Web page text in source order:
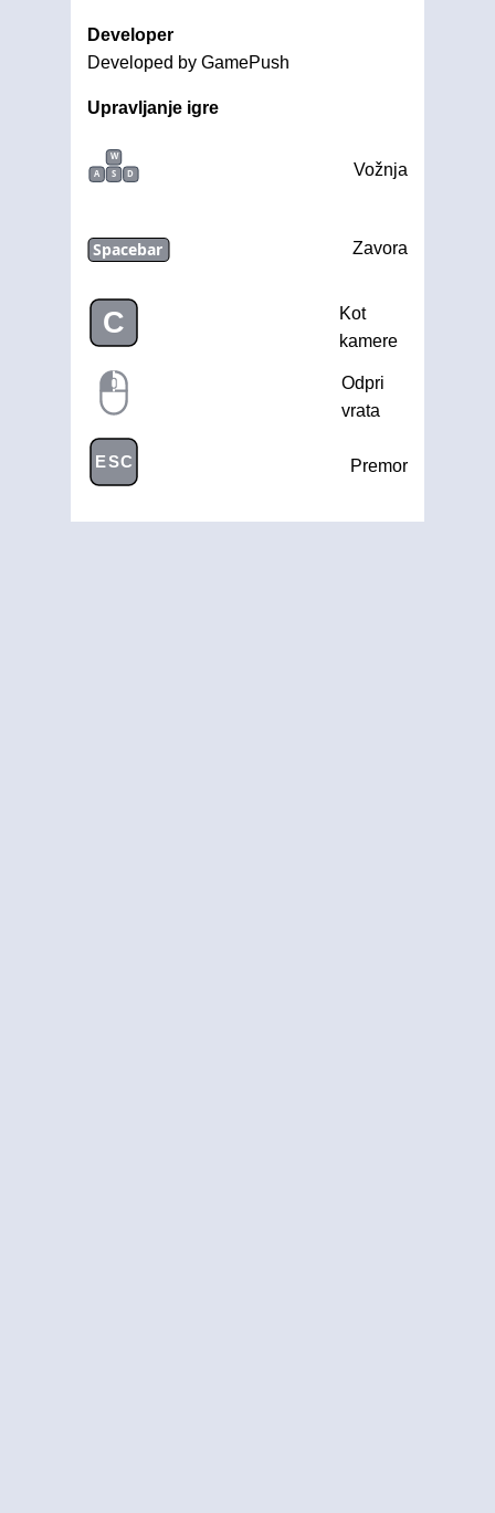
Developer
Developed by GamePush
Upravljanje igre
W
A
S D Vožnja
Spacebar Zavora
C
Kot
kamere
Odpri
vrata
ESC Premor